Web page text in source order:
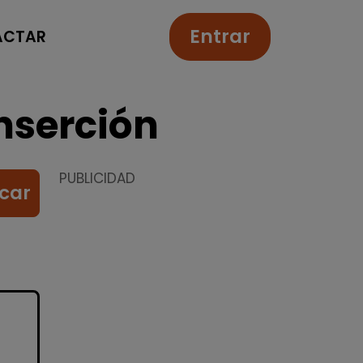
Entrar
PUBLICIDAD